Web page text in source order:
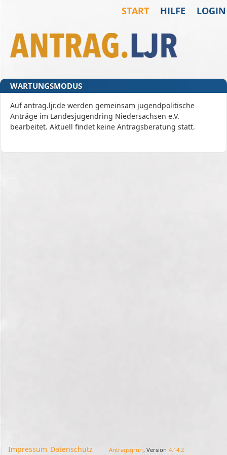
START HILFE LOGIN
Zur
Startseite
WARTUNGSMODUS
Auf antrag.ljr.de werden gemeinsam jugendpolitische
Anträge im Landesjugendring Niedersachsen e.V.
bearbeitet. Aktuell findet keine Antragsberatung statt.
Impressum Datenschutz Antragsgrün , Version 4.14.2